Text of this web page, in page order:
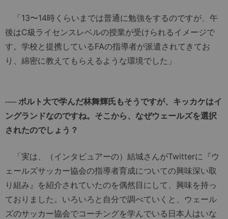
「13〜14時くらいまでは普通に勉強をするのですが、午
後はC級ライセンスレベルの授業が受けられるイメージで
す。学校と提携しているFAの指導者が派遣されてきてお
り、綿密に教えてもらえるような環境でした」
── ポルト大で学んだ林舞輝氏もそうですが、キッカケはイ
ングランドなのですね。そこから、なぜウェールズを選択
されたのでしょう？
「実は、（インタビュアーの）結城さんがTwitterに『ウ
ェールズサッカー協会の指導者育成についての興味深い取
り組み』を紹介されていたのを偶然目にして、興味を持っ
ておりました。いろいろと自分で調べていくと、ウェール
ズのサッカー協会でコーチングを学んでいる日本人はいな